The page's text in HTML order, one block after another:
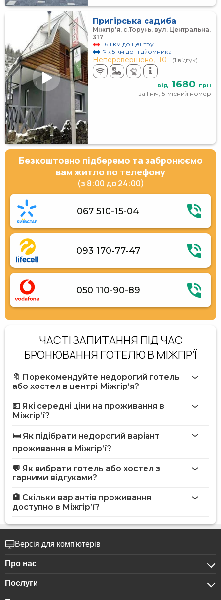
Пригірська садиба
Міжгір’я, с.Торунь, вул. Центральна,
317
16.1 км до центру
≈ 7.5 км до підйомника
Неперевершено, 10 (1 відгук)
від 1680 грн
за 1 ніч, 5-місний номер
Безкоштовно підберемо та забронюємо
вам житло по телефону
(з 8:00 до 24:00)
067 510-15-04
093 170-77-47
050 110-90-89
ЧАСТІ ЗАПИТАННЯ ПІД ЧАС
БРОНЮВАННЯ ГОТЕЛЮ В МІЖГІР’Ї
🔖 Порекомендуйте недорогий готель
або хостел в центрі Міжгір’я?
💵 Які середні ціни на проживання в
Міжгір’ї?
🛏️ Як підібрати недорогий варіант
проживання в Міжгір’ї?
💬 Як вибрати готель або хостел з
гарними відгуками?
🏨 Скільки варіантів проживання
доступно в Міжгір’ї?
Версія для комп'ютерів
Про нас
Про компанію
Послуги